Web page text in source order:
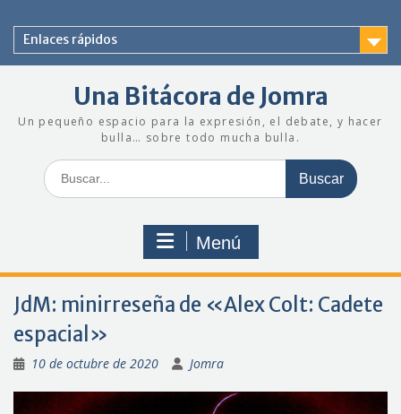
contenido
Enlaces rápidos
Una Bitácora de Jomra
Un pequeño espacio para la expresión, el debate, y hacer
bulla… sobre todo mucha bulla.
Buscar:
Menú
JdM: minirreseña de «Alex Colt: Cadete
espacial»
10 de octubre de 2020 Jomra